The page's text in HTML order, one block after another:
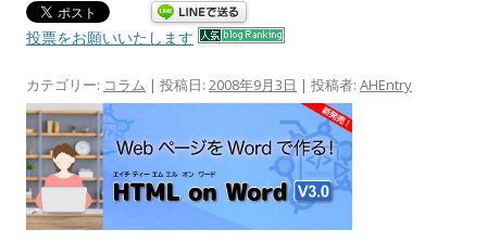
投票をお願いいたします
カテゴリー: コラム | 投稿日: 2008年9月3日 | 投稿者: AHEntry